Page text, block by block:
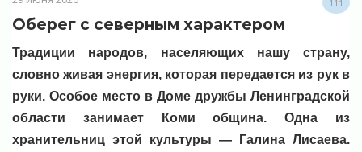
111
Оберег с северным характером
Традиции народов, населяющих нашу страну,
словно живая энергия, которая передается из рук в
руки. Особое место в Доме дружбы Ленинградской
области занимает Коми община. Одна из
хранительниц этой культуры — Галина Лисаева.